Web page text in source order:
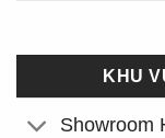
KHU
Showroom